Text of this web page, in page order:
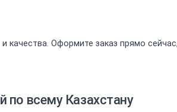
качества. Оформите заказ прямо
всему Казахстану